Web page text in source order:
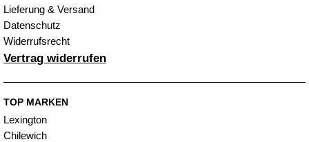
Lieferung & Versand
Datenschutz
Widerrufsrecht
Vertrag widerrufen
TOP MARKEN
Lexington
Chilewich